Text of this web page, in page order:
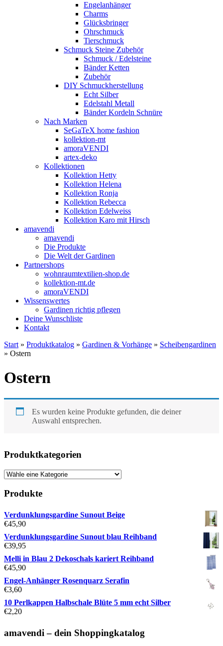
Engelanhänger
Charms
Glücksbringer
Ohrschmuck
Tierschmuck
Schmuck Steine Zubehör
Schmuck / Edelsteine
Bänder Ketten
Zubehör
DIY Schmuckherstellung
Echt Silber
Edelstahl Metall
Bänder Kordeln Schnüre
Nach Marken
SeGaTeX home fashion
kollektion-mt
amoraVENDI
artex-deko
Kollektionen
Kollektion Hetty
Kollektion Helena
Kollektion Ronja
Kollektion Rebecca
Kollektion Edelweiss
Kollektion Karo mit Hirsch
amavendi
amavendi
Die Produkte
Die Welt der Gardinen
Partnershops
wohnraumtextilien-shop.de
kollektion-mt.de
amoraVENDI
Wissenswertes
Gardinen richtig pflegen
Deine Wunschliste
Kontakt
Start » Produktkatalog » Gardinen & Vorhänge » Scheibengardinen
» Ostern
Ostern
Es wurden keine Produkte gefunden, die deiner
Auswahl entsprechen.
Produktkategorien
Produkte
Verdunklungsgardine Sunout Beige
€45,90
Verdunklungsgardine Sunout blau Reihband
€39,95
Melli in Blau 2 Dekoschals kariert Reihband
€45,90
Engel-Anhänger Rosenquarz Serafin
€3,60
10 Perlkappen Halbschale Blüte 5 mm echt Silber
€2,20
amavendi – dein Shoppingkatalog